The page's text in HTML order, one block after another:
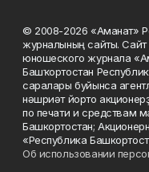
© 2008-2026 «Аманат»
журналының сайты. Сайт
юношеского журнала
Башҡортостан
саралары буйынса
нәшриәт йорто
по печати и средствам
Башкортостан;
«Республика
Об использовании